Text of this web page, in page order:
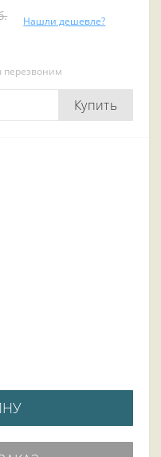
Нашли дешевле?
перезвоним
Купить